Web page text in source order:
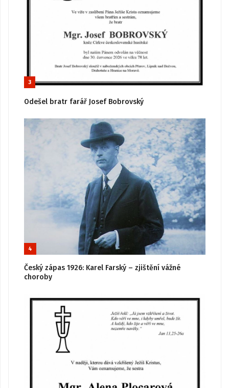
3
Odešel bratr farář Josef Bobrovský
4
Český zápas 1926: Karel Farský – zjištění vážné
choroby